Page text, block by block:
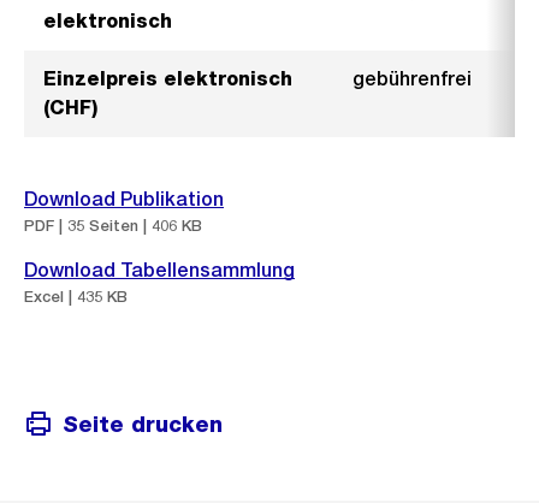
elektronisch
Einzelpreis elektronisch
(CHF)
gebührenfrei
Download Publikation
PDF | 35 Seiten | 406 KB
Download Tabellensammlung
Excel | 435 KB
Seite drucken